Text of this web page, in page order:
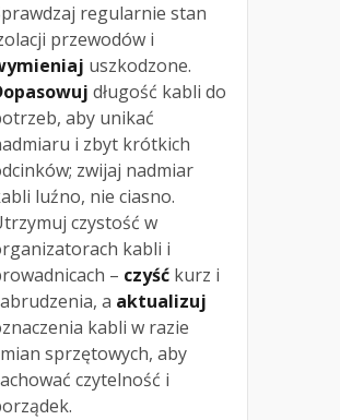
regularnie stan
przewodów i
uszkodzone.
długość kabli do
aby unikać
i zbyt krótkich
zwijaj nadmiar
luźno, nie ciasno.
czystość w
kabli i
– czyść kurz i
a aktualizuj
kabli w razie
sprzętowych, aby
czytelność i